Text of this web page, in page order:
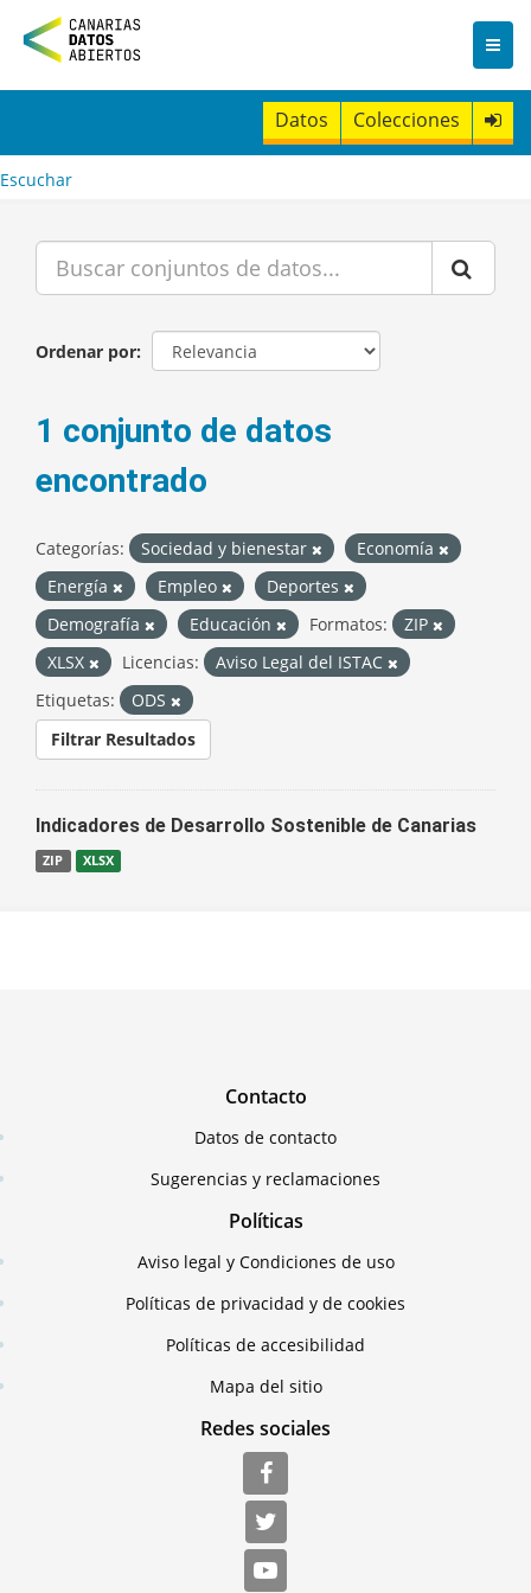
n
t
Datos Colecciones
Escuchar
Ordenar por
1 conjunto de datos
encontrado
Categorías: Sociedad y bienestar
Economía
Energía
Empleo
Deportes
Demografía
Educación Formatos:
ZIP
XLSX
Licencias:
Aviso Legal del ISTAC
Etiquetas:
ODS
Filtrar Resultados
Indicadores de Desarrollo Sostenible de Canarias
ZIP XLSX
Contacto
Datos de contacto
Sugerencias y reclamaciones
Políticas
Aviso legal y Condiciones de uso
Políticas de privacidad y de cookies
Políticas de accesibilidad
Mapa del sitio
Redes sociales